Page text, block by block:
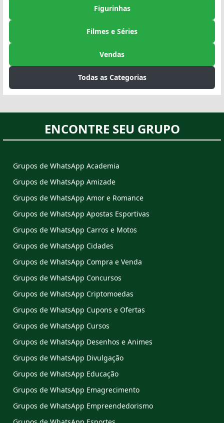
Figurinhas
Filmes e Séries
Vendas
Todas as Categorias
ENCONTRE SEU GRUPO
Grupos de WhatsApp Academia
Grupos de WhatsApp Amizade
Grupos de WhatsApp Amor e Romance
Grupos de WhatsApp Apostas Esportivas
Grupos de WhatsApp Carros e Motos
Grupos de WhatsApp Cidades
Grupos de WhatsApp Compra e Venda
Grupos de WhatsApp Concursos
Grupos de WhatsApp Criptomoedas
Grupos de WhatsApp Cupons e Ofertas
Grupos de WhatsApp Cursos
Grupos de WhatsApp Desenhos e Animes
Grupos de WhatsApp Divulgação
Grupos de WhatsApp Educação
Grupos de WhatsApp Emagrecimento
Grupos de WhatsApp Empreendedorismo